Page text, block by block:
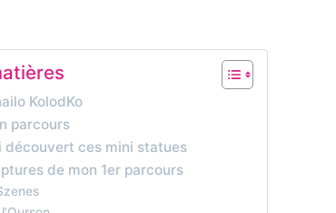
KolodKo
parcours
découvert ces mini statues
de mon 1er parcours